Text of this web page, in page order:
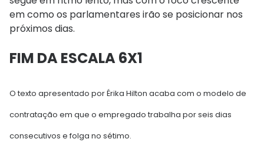
em como os parlamentares irão se posicionar nos
próximos dias.
FIM DA ESCALA 6X1
O texto apresentado por Érika Hilton acaba com o modelo de
contratação em que o empregado trabalha por seis dias
consecutivos e folga no sétimo.